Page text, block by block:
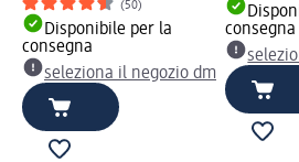
(50)
Disponibile per la
consegna
seleziona il negozio dm
consegna